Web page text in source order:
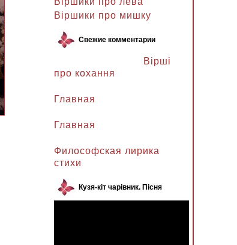
Віршики про мишку
Свежие комментарии
Вірші
про кохання
Главная
Главная
Философская лирика
стихи
Кузя-кіт чарівник. Пісня